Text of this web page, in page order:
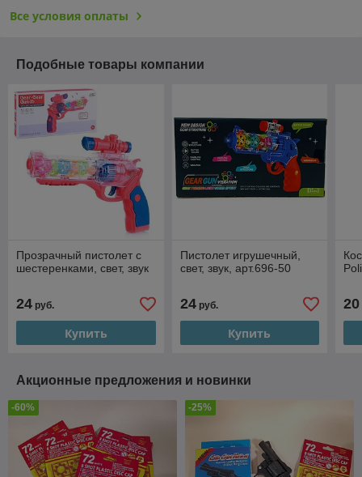
Все условия оплаты
Подобные товары компании
Прозрачный пистолет с
шестеренками, свет, звук
24 руб.
Купить
Пистолет игрушечный,
свет, звук, арт.696-50
24руб.
Купить
20
Акционные предложения и новинки
-60% -25%